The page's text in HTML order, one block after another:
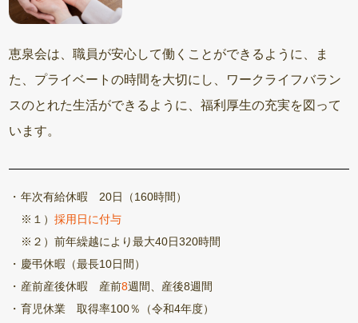
恵泉会は、職員が安心して働くことができるように、ま
た、プライベートの時間を大切にし、ワークライフバラン
スのとれた生活ができるように、福利厚生の充実を図って
います。
年次有給休暇 20日（160時間）
※１） 採用日に付与
※２）前年繰越により最大40日320時間
慶弔休暇（最長10日間）
産前産後休暇 産前8週間、産後8週間
育児休業 取得率100％（令和4年度）